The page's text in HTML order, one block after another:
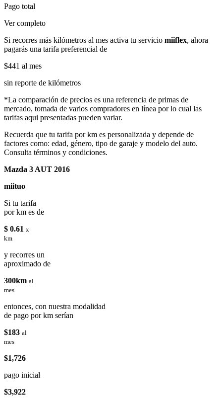
Pago total
Ver completo
Si recorres más kilómetros al mes activa tu servicio miiflex, ahora
pagarás una tarifa preferencial de
$441 al mes
sin reporte de kilómetros
*La comparación de precios es una referencia de primas de
mercado, tomada de varios compradores en línea por lo cual las
tarifas aqui presentadas pueden variar.
Recuerda que tu tarifa por km es personalizada y depende de
factores como: edad, género, tipo de garaje y modelo del auto.
Consulta términos y condiciones.
Mazda 3 AUT 2016
miituo
Si tu tarifa
por km es de
$ 0.61 x
km
y recorres un
aproximado de
300km al
mes
entonces, con nuestra modalidad
de pago por km serían
$183 al
mes
$1,726
pago inicial
$3,922